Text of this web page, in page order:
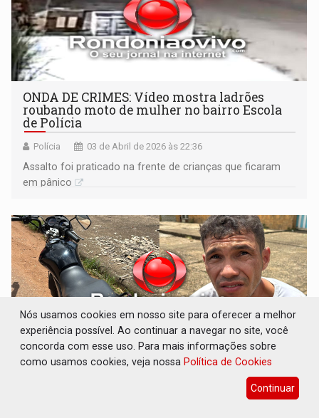
ONDA DE CRIMES: Vídeo mostra ladrões
roubando moto de mulher no bairro Escola
de Polícia
Polícia 03 de Abril de 2026 às 22:36
Assalto foi praticado na frente de crianças que ficaram
em pânico
PRÓXIMO À RODOVIÁRIA: Polícia Civil
prende homem que ia trocar moto furtada
Nós usamos cookies em nosso site para oferecer a melhor
experiência possível. Ao continuar a navegar no site, você
concorda com esse uso. Para mais informações sobre
como usamos cookies, veja nossa Política de Cookies
Continuar